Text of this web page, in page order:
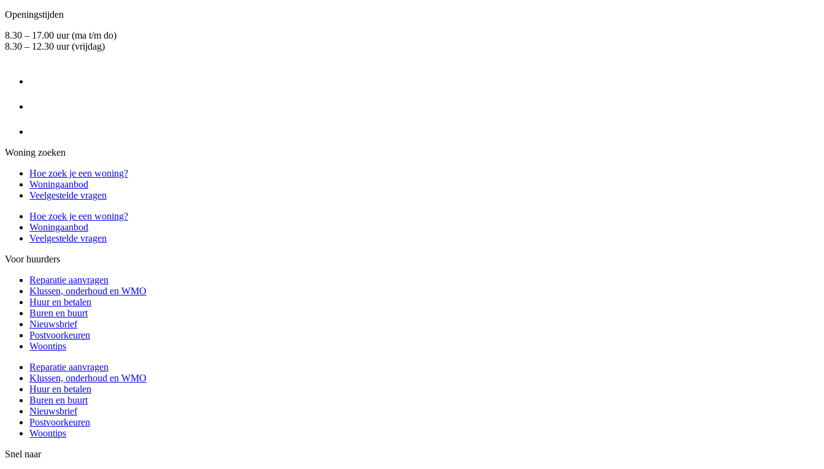
Openingstijden
8.30 – 17.00 uur (ma t/m do)
8.30 – 12.30 uur (vrijdag)
Woning zoeken
Hoe zoek je een woning?
Woningaanbod
Veelgestelde vragen
Hoe zoek je een woning?
Woningaanbod
Veelgestelde vragen
Voor huurders
Reparatie aanvragen
Klussen, onderhoud en WMO
Huur en betalen
Buren en buurt
Nieuwsbrief
Postvoorkeuren
Woontips
Reparatie aanvragen
Klussen, onderhoud en WMO
Huur en betalen
Buren en buurt
Nieuwsbrief
Postvoorkeuren
Woontips
Snel naar